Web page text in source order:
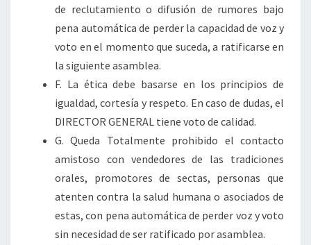
de reclutamiento o difusión de rumores bajo
pena automática de perder la capacidad de voz y
voto en el momento que suceda, a ratificarse en
la siguiente asamblea.
F. La ética debe basarse en los principios de
igualdad, cortesía y respeto. En caso de dudas, el
DIRECTOR GENERAL tiene voto de calidad.
G. Queda Totalmente prohibido el contacto
amistoso con vendedores de las tradiciones
orales, promotores de sectas, personas que
atenten contra la salud humana o asociados de
estas, con pena automática de perder voz y voto
sin necesidad de ser ratificado por asamblea.